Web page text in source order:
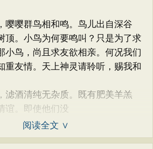
嘤嘤群鸟相和鸣。鸟儿出自深谷
顶。小鸟为何要鸣叫？只是为了求
小鸟，尚且求友欲相亲。何况我们
重友情。天上神灵请聆听，赐我和
滤酒清纯无杂质。既有肥美羊羔
谊。即使他们没
阅读全文 ∨